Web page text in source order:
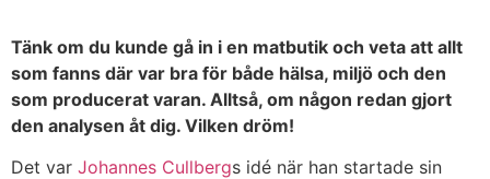
Tänk om du kunde gå in i en matbutik och veta att allt
som fanns där var bra för både hälsa, miljö och den
som producerat varan. Alltså, om någon redan gjort
den analysen åt dig. Vilken dröm!
Det var Johannes Cullbergs idé när han startade sin